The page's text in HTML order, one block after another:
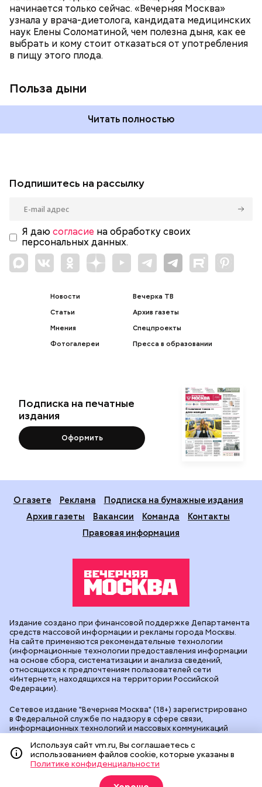
начинается только сейчас. «Вечерняя Москва»
узнала у врача-диетолога, кандидата медицинских
наук Елены Соломатиной, чем полезна дыня, как ее
выбрать и кому стоит отказаться от употребления
в пищу этого плода.
Польза дыни
спазмироваться.
Читать полностью
Подпишитесь на рассылку
Я даю согласие на обработку своих
персональных данных.
Новости
Статьи
Мнения
Фотогалереи
Вечерка ТВ
Архив газеты
Спецпроекты
Пресса в образовании
Подписка на печатные
издания
Оформить
О газете Реклама
Подписка на бумажные издания
Архив газеты
Вакансии Команда
Контакты
Правовая информация
Сетевое издание "Вечерняя Москва" (18+) зарегистрировано
в Федеральной службе по надзору в сфере связи,
информационных технологий и массовых коммуникаций
90524 от 09.12.2025. Учредитель: АО "Редакция газеты
"Вечерняя Москва". Главный редактор vm.ru: Александр
Геннадьевич Глуходедов. Адрес редакции: 127015, г.Москва,
Бумажный пр-д, д. 14, стр. 2. Телефон:+7(499)557-04-24
. Почта для связи с редакцией сайта:
Издание создано при финансовой поддержке Департамента
средств массовой информации и рекламы города Москвы.
На сайте применяются рекомендательные технологии
(информационные технологии предоставления информации
на основе сбора, систематизации и анализа сведений,
относящихся к предпочтениям пользователей сети
«Интернет», находящихся на территории Российской
Федерации).
Используя сайт vm.ru, Вы соглашаетесь с
использованием файлов cookie, которые указаны в
Политике конфиденциальности